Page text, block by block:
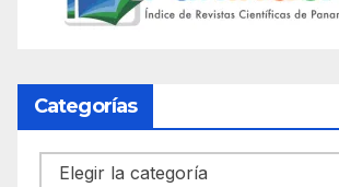
Categorías
Categorías